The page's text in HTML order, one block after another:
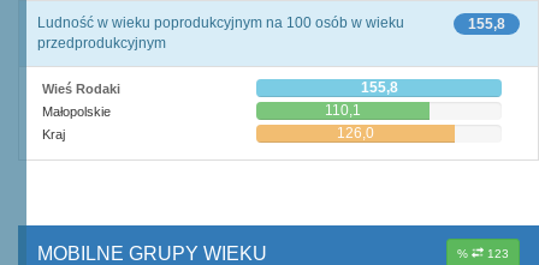
155,8
Ludność w wieku poprodukcyjnym na 100 osób w wieku
przedprodukcyjnym
Wieś Rodaki 155,8
Małopolskie 110,1
Kraj 126,0
% 123
MOBILNE GRUPY WIEKU